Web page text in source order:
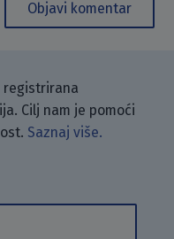
Objavi komentar
registrirana
Cilj nam je pomoći
Saznaj više.
koristeći
nama putem